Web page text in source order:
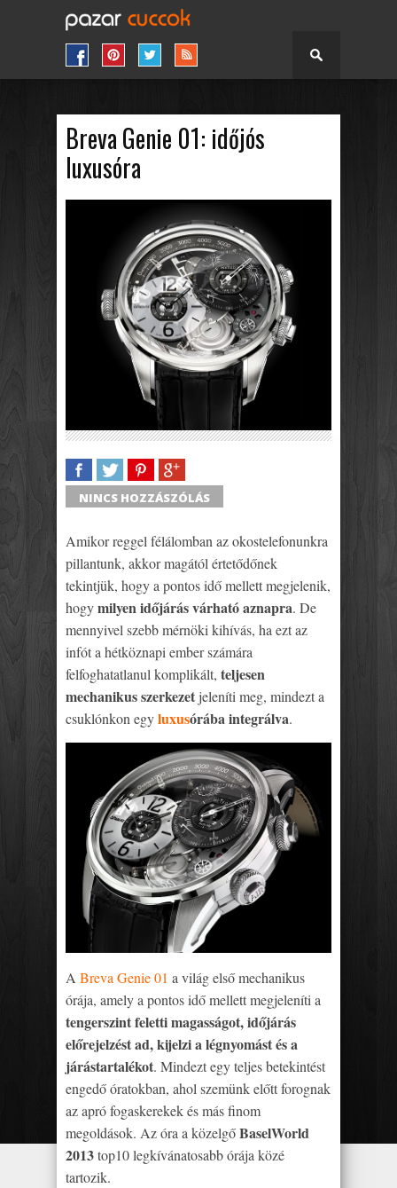
Breva Genie 01: időjós
luxusóra
SHARETWEETSHARESHARE
NINCS HOZZÁSZÓLÁS
Amikor reggel félálomban az okostelefonunkra
pillantunk, akkor magától értetődőnek
tekintjük, hogy a pontos idő mellett megjelenik,
hogymilyen időjárás várható aznapra. De
mennyivel szebb mérnöki kihívás, ha ezt az
infót a hétköznapi ember számára
felfoghatatlanul komplikált, teljesen
mechanikus szerkezet jeleníti meg, mindezt a
csuklónkon egyluxusórába integrálva.
A Breva Genie 01 a világ első mechanikus
órája, amely a pontos idő mellett megjeleníti a
tengerszint feletti magasságot, időjárás
előrejelzést ad, kijelzi a légnyomást és a
járástartalékot. Mindezt egy teljes betekintést
engedő óratokban, ahol szemünk előtt forognak
az apró fogaskerekek és más finom
megoldások. Az óra a közelgőBaselWorld
2013top10 legkívánatosabb órája közé
tartozik.